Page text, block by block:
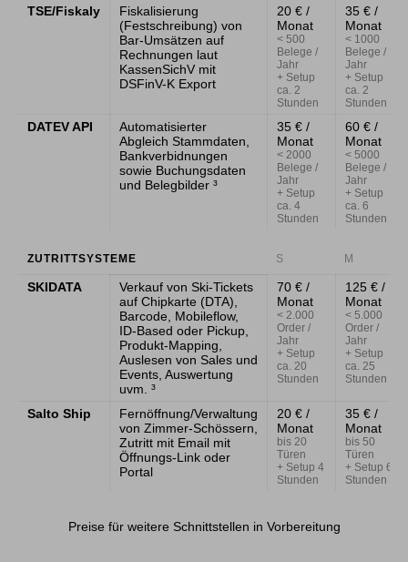
TSE/Fiskaly
Fiskalisierung
(Festschreibung) von
Bar-Umsätzen auf
Rechnungen laut
KassenSichV mit
DSFinV-K Export
20 € /
Monat
< 500
Belege /
Jahr
+ Setup
ca. 2
Stunden
35 € /
Monat
< 1000
Belege /
Jahr
+ Setup
ca. 2
Stunden
DATEV API
Automatisierter
Abgleich Stammdaten,
Bankverbidnungen
sowie Buchungsdaten
und Belegbilder ³
35 € /
Monat
< 2000
Belege /
Jahr
+ Setup
ca. 4
Stunden
60 € /
Monat
< 5000
Belege /
Jahr
+ Setup
ca. 6
Stunden
ZUTRITTSYSTEME S M
SKIDATA
Verkauf von Ski-Tickets
auf Chipkarte (DTA),
Barcode, Mobileflow,
ID-Based oder Pickup,
Produkt-Mapping,
Auslesen von Sales und
Events, Auswertung
uvm. ³
70 € /
Monat
< 2.000
Order /
Jahr
+ Setup
ca. 20
Stunden
125 € /
Monat
< 5.000
Order /
Jahr
+ Setup
ca. 25
Stunden
Salto Ship
Fernöffnung/Verwaltung
von Zimmer-Schössern,
Zutritt mit Email mit
Öffnungs-Link oder
Portal
20 € /
Monat
bis 20
Türen
+ Setup 4
Stunden
35 € /
Monat
bis 50
Türen
+ Setup 6
Stunden
Preise für weitere Schnittstellen in Vorbereitung